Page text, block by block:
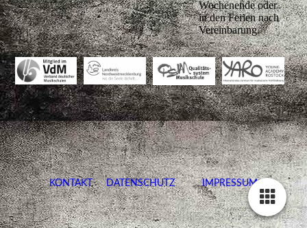
Wochenende oder
in den Ferien nach
Vereinbarung.
KONTAKT DATENSCHUTZIMPRESSUM